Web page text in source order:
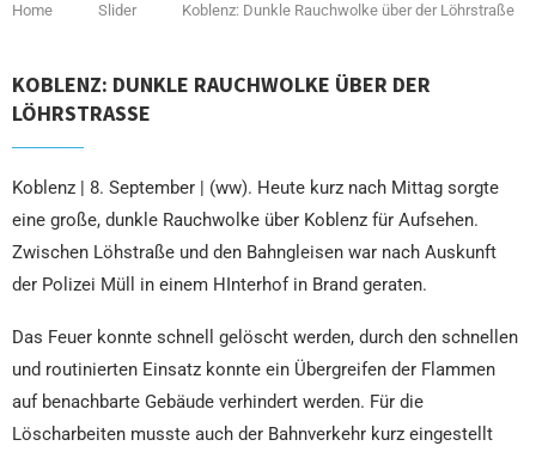
Home Slider Koblenz: Dunkle Rauchwolke über der Löhrstraße
KOBLENZ: DUNKLE RAUCHWOLKE ÜBER DER
LÖHRSTRASSE
Koblenz | 8. September | (ww). Heute kurz nach Mittag sorgte
eine große, dunkle Rauchwolke über Koblenz für Aufsehen.
Zwischen Löhstraße und den Bahngleisen war nach Auskunft
der Polizei Müll in einem HInterhof in Brand geraten.
Das Feuer konnte schnell gelöscht werden, durch den schnellen
und routinierten Einsatz konnte ein Übergreifen der Flammen
auf benachbarte Gebäude verhindert werden. Für die
Löscharbeiten musste auch der Bahnverkehr kurz eingestellt